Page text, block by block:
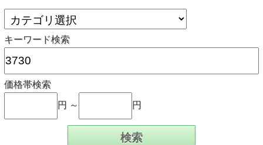
キーワード検索
価格帯検索
円 ～ 円